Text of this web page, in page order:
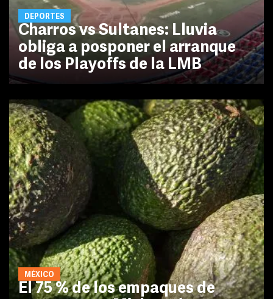
DEPORTES
Charros vs Sultanes: Lluvia
obliga a posponer el arranque
de los Playoffs de la LMB
MÉXICO
El 75 % de los empaques de